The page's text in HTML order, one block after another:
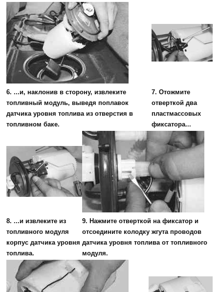
6. ...и, наклонив в сторону, извлеките
топливный модуль, выведя поплавок
датчика уровня топлива из отверстия в
топливном баке.
7. Отожмите
отверткой два
пластмассовых
фиксатора...
8. ...и извлеките из
топливного модуля
корпус датчика уровня
топлива.
9. Нажмите отверткой на фиксатор и
отсоедините колодку жгута проводов
датчика уровня топлива от топливного
модуля.